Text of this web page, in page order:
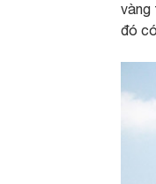
vàng
đó